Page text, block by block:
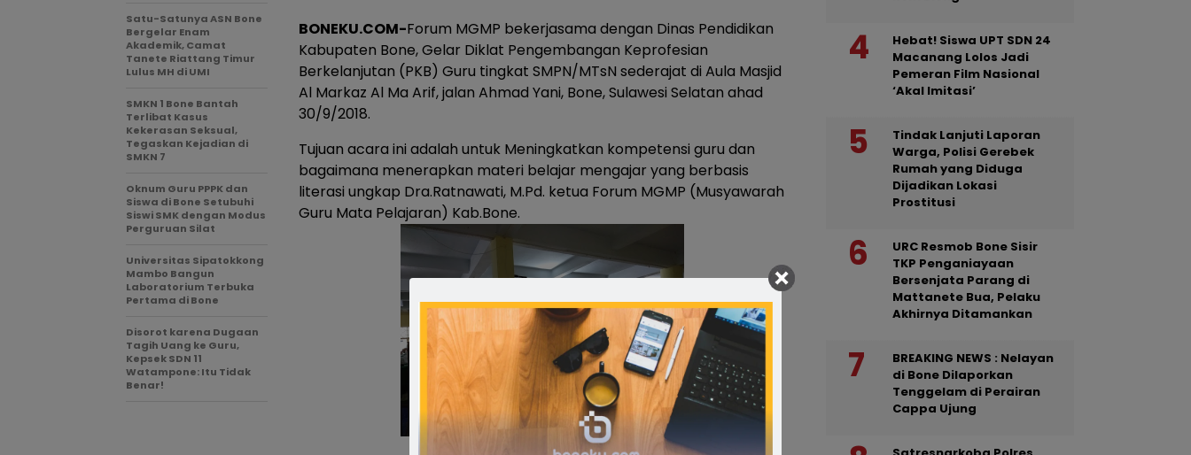
BONEKU.COM-Forum MGMP bekerjasama dengan Dinas Pendidikan
Kabupaten Bone, Gelar Diklat Pengembangan Keprofesian
Berkelanjutan (PKB) Guru tingkat SMPN/MTsN sederajat di Aula Masjid
Al Markaz Al Ma Arif, jalan Ahmad Yani, Bone, Sulawesi Selatan ahad
30/9/2018.
Tujuan acara ini adalah untuk Meningkatkan kompetensi guru dan
bagaimana menerapkan materi belajar mengajar yang berbasis
literasi ungkap Dra.Ratnawati, M.Pd. ketua Forum MGMP (Musyawarah
Guru Mata Pelajaran) Kab.Bone.
Satu-Satunya ASN Bone
Bergelar Enam
Akademik, Camat
Tanete Riattang Timur
Lulus MH di UMI
SMKN 1 Bone Bantah
Terlibat Kasus
Kekerasan Seksual,
Tegaskan Kejadian di
SMKN 7
Oknum Guru PPPK dan
Siswa di Bone Setubuhi
Siswi SMK dengan Modus
Perguruan Silat
Universitas Sipatokkong
Mambo Bangun
Laboratorium Terbuka
Pertama di Bone
Disorot karena Dugaan
Tagih Uang ke Guru,
Kepsek SDN 11
Watampone: Itu Tidak
Benar!
Hebat! Siswa UPT SDN 24
Macanang Lolos Jadi
Pemeran Film Nasional
‘Akal Imitasi’
Tindak Lanjuti Laporan
Warga, Polisi Gerebek
Rumah yang Diduga
Dijadikan Lokasi
Prostitusi
URC Resmob Bone Sisir
TKP Penganiayaan
Bersenjata Parang di
Mattanete Bua, Pelaku
Akhirnya Ditamankan
BREAKING NEWS : Nelayan
di Bone Dilaporkan
Tenggelam di Perairan
Cappa Ujung